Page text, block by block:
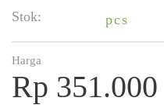
Stok: pcs
Harga
Rp 351.000